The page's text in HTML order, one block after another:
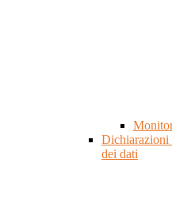
Dichiarazioni
dei dati